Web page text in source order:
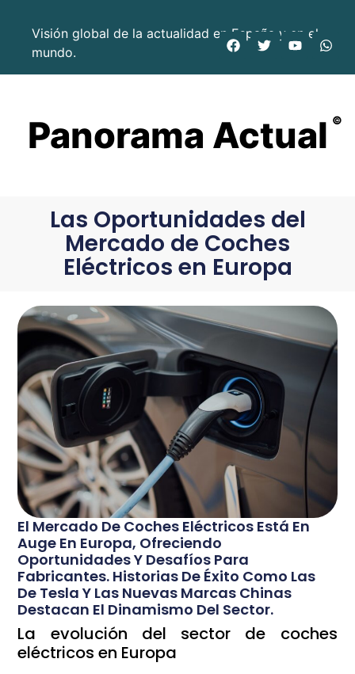
Visión global de la actualidad en España y en el
mundo.
Panorama Actual ©
Las Oportunidades del
Mercado de Coches
Eléctricos en Europa
El Mercado De Coches Eléctricos Está En
Auge En Europa, Ofreciendo
Oportunidades Y Desafíos Para
Fabricantes. Historias De Éxito Como Las
De Tesla Y Las Nuevas Marcas Chinas
Destacan El Dinamismo Del Sector.
La evolución del sector de coches
eléctricos en Europa